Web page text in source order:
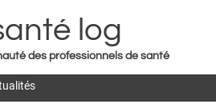
to navigation
log
des professionnels de santé